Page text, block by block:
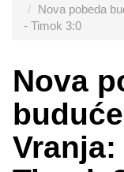
Nova pobeda
- Timok 3:0
Nova